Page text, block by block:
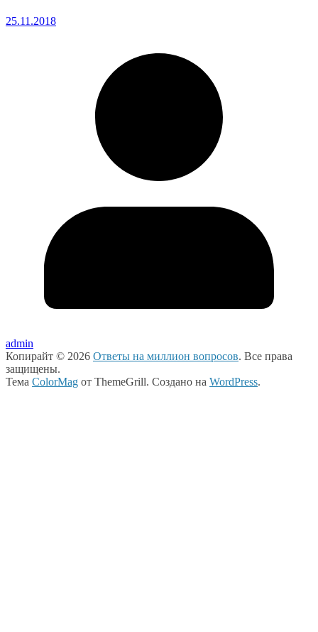
25.11.2018
admin
Копирайт © 2026 Ответы на миллион вопросов. Все права
защищены.
Тема ColorMag от ThemeGrill. Создано на WordPress.